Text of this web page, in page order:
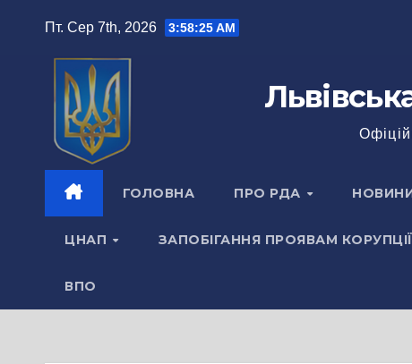
Пт. Сер 7th, 2026 3:58:26 AM
ГОЛОВНА ПРО РДА
ЦНАП ЗАПОБІГАННЯ ПРОЯВАМ КОРУПЦІЇ
ВПО